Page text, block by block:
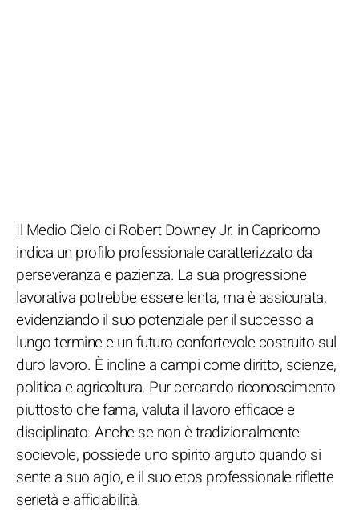
Il Medio Cielo di Robert Downey Jr. in Capricorno
indica un profilo professionale caratterizzato da
perseveranza e pazienza. La sua progressione
lavorativa potrebbe essere lenta, ma è assicurata,
evidenziando il suo potenziale per il successo a
lungo termine e un futuro confortevole costruito sul
duro lavoro. È incline a campi come diritto, scienze,
politica e agricoltura. Pur cercando riconoscimento
piuttosto che fama, valuta il lavoro efficace e
disciplinato. Anche se non è tradizionalmente
socievole, possiede uno spirito arguto quando si
sente a suo agio, e il suo etos professionale riflette
serietà e affidabilità.